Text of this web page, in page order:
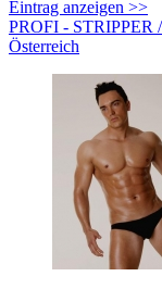
Eintrag anzeigen >>
PROFI - STRIPPER
Österreich